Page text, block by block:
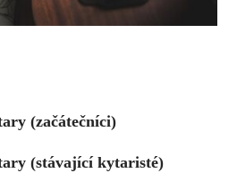
(začátečníci)
(stávající kytaristé)